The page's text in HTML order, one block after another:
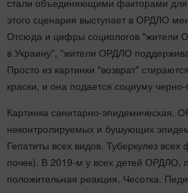
стали объединяющими факторами
этого сценария выступает в ОРДЛО
Отсюда и цифры социологов "жители
в Украину", "жители ОРДЛО
Просто из картинки "возврат"
краски, и она подается социуму
Картинка санитарно-эпидемическая.
неконтролируемых и бушующих
Гепатиты всех видов. Туберкулез
почек). В 2019-м у всех детей ОРДЛО,
положительная реакция. Чесотка.